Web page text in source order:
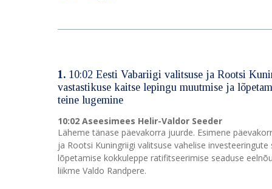
1. 10:02 Eesti Vabariigi valitsuse ja Rootsi
vastastikuse kaitse lepingu muutmise ja
teine lugemine
10:02 Aseesimees Helir-Valdor Seeder
Läheme tänase päevakorra juurde. Esimene
ja Rootsi Kuningriigi valitsuse vahelise
lõpetamise kokkuleppe ratifitseerimise seaduse
liikme Valdo Randpere.